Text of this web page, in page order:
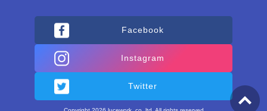
Facebook
Instagram
Twitter